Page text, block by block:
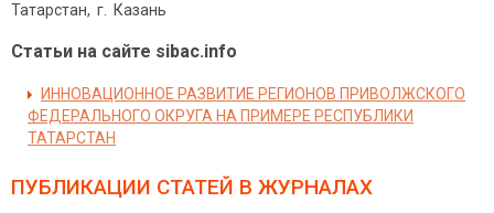
Татарстан, г. Казань
Статьи на сайте sibac.info
ИННОВАЦИОННОЕ РАЗВИТИЕ РЕГИОНОВ ПРИВОЛЖСКОГО
ФЕДЕРАЛЬНОГО ОКРУГА НА ПРИМЕРЕ РЕСПУБЛИКИ
ТАТАРСТАН
ПУБЛИКАЦИИ СТАТЕЙ В ЖУРНАЛАХ